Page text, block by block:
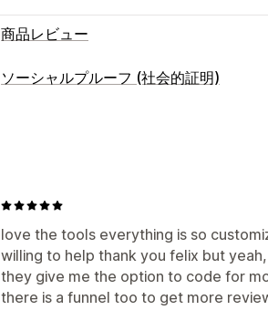
商品レビュー
表示オプション
インポートとエクスポート
ソーシャルプルーフ (社会的証明)
love the tools everything is so
willing to help thank you felix but
they give me the option to code for
there is a funnel too to get more